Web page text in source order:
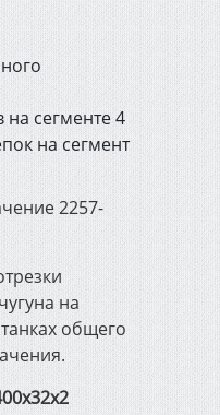
и
на сегменте 4
на сегмент
2257-
на
общего